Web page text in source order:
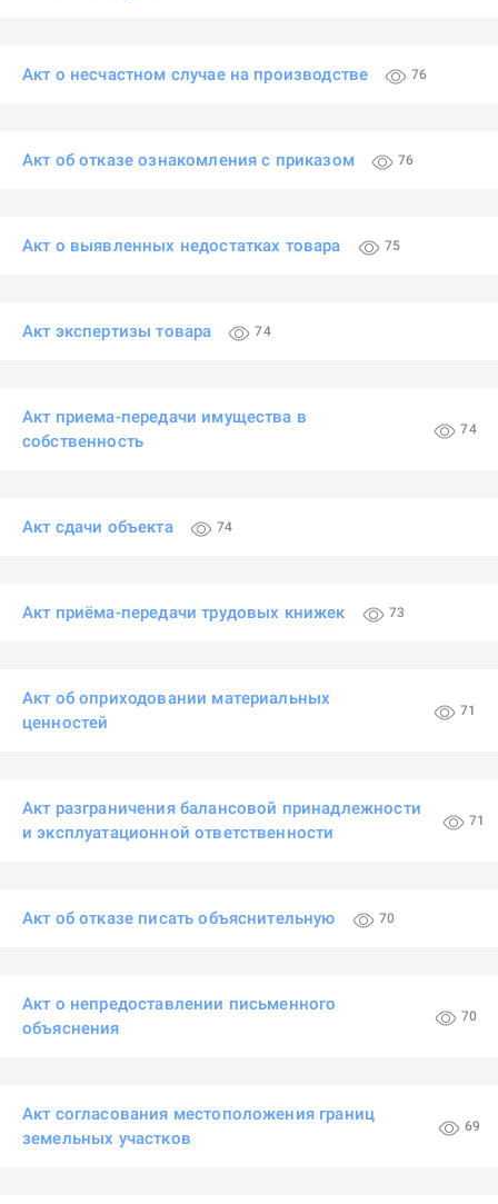
Акт о несчастном случае на производстве 76
Акт об отказе ознакомления с приказом 76
Акт о выявленных недостатках товара 75
Акт экспертизы товара 74
Акт приема-передачи имущества в
собственность
74
Акт сдачи объекта 74
Акт приёма-передачи трудовых книжек 73
Акт об оприходовании материальных
ценностей
71
Акт разграничения балансовой принадлежности
и эксплуатационной ответственности
71
Акт об отказе писать объяснительную 70
Акт о непредоставлении письменного
объяснения
70
Акт согласования местоположения границ
земельных участков
69